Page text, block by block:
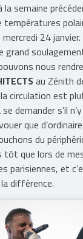
semaine
températures
mercredi 24
grand
nous
au Zénith
circulation est
demander s’il
que
du
tôt que lors de
parisiennes, et
différence.